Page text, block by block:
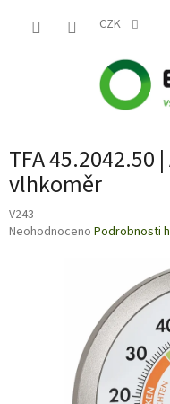
CZK
TFA
vlhkoměr
V243
Průměrné
Neohodnoceno Podrobnosti